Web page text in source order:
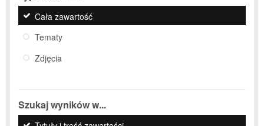
Cała zawartość
Tematy
Zdjęcia
Szukaj wyników w...